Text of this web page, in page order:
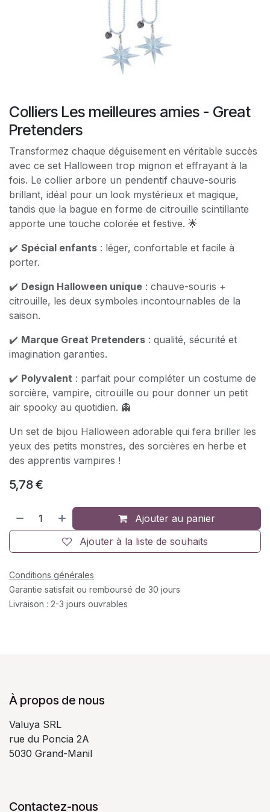
Colliers Les meilleures amies - Great
Pretenders
Transformez chaque déguisement en véritable succès
avec ce set Halloween trop mignon et effrayant à la
fois. Le collier arbore un pendentif chauve-souris
brillant, idéal pour un look mystérieux et magique,
tandis que la bague en forme de citrouille scintillante
apporte une touche colorée et festive. 🌟
✔️ Spécial enfants : léger, confortable et facile à
porter.
✔️ Design Halloween unique : chauve-souris +
citrouille, les deux symboles incontournables de la
saison.
✔️ Marque Great Pretenders : qualité, sécurité et
imagination garanties.
✔️ Polyvalent : parfait pour compléter un costume de
sorcière, vampire, citrouille ou pour donner un petit
air spooky au quotidien. 👻
Un set de bijou Halloween adorable qui fera briller les
yeux des petits monstres, des sorcières en herbe et
des apprentis vampires !
5,78€
Ajouter au panier
Ajouter à la liste de souhaits
Conditions générales
Garantie satisfait ou remboursé de 30 jours
Livraison : 2-3 jours ouvrables
À propos de nous
Valuya SRL
rue du Poncia 2A
5030 Grand-Manil
Contactez-nous